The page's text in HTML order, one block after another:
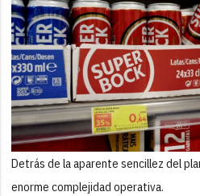
Detrás de la aparente sencillez del
enorme complejidad operativa.